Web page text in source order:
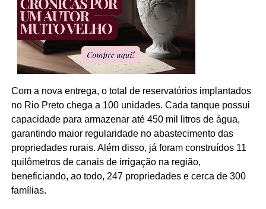
Com a nova entrega, o total de reservatórios implantados
no Rio Preto chega a 100 unidades. Cada tanque possui
capacidade para armazenar até 450 mil litros de água,
garantindo maior regularidade no abastecimento das
propriedades rurais. Além disso, já foram construídos 11
quilômetros de canais de irrigação na região,
beneficiando, ao todo, 247 propriedades e cerca de 300
famílias.